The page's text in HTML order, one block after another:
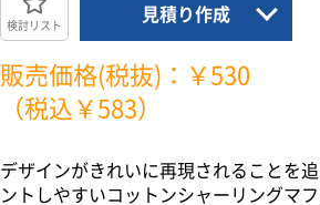
検討リスト
見積り作成
販売価格(税抜)：￥530
（税込￥583）
デザインがきれいに再現されることを
ントしやすいコットンシャーリングマ